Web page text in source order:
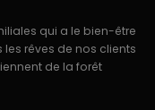
qui a le bien-être
rêves de nos clients
de la forêt